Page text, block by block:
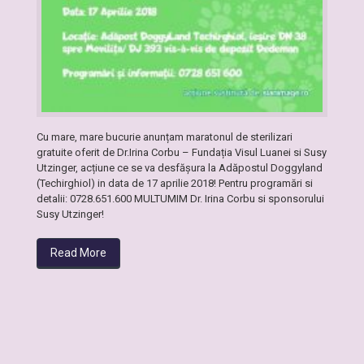
Cu mare, mare bucurie anunțam maratonul de sterilizari
gratuite oferit de Dr.Irina Corbu – Fundația Visul Luanei si Susy
Utzinger, acțiune ce se va desfășura la Adăpostul Doggyland
(Techirghiol) in data de 17 aprilie 2018! Pentru programări si
detalii: 0728.651.600 MULTUMIM Dr. Irina Corbu si sponsorului
Susy Utzinger!
Read More